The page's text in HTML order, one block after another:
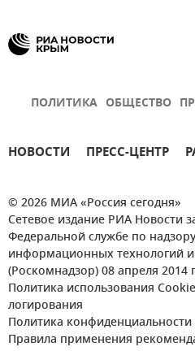
ПОЛИТИКА ОБЩЕСТВО
НОВОСТИ ПРЕСС-ЦЕНТР
© 2026 МИА «Россия сегодня»
Сетевое издание РИА Новости
Федеральной службе по
информационных технологий
(Роскомнадзор) 08 апреля 2014
Политика использования
логирования
Политика конфиденциальности
Правила применения